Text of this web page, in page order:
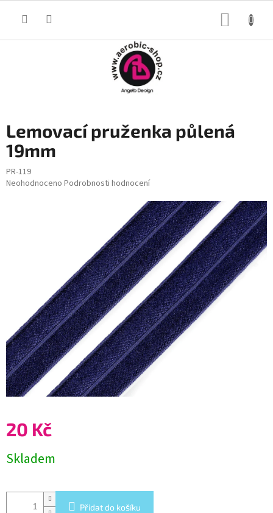
Lemovací pruženka půlená
19mm
PR-119
Průměrné
Neohodnoceno Podrobnosti hodnocení
20 Kč
cena:
Skladem
Přidat do košíku